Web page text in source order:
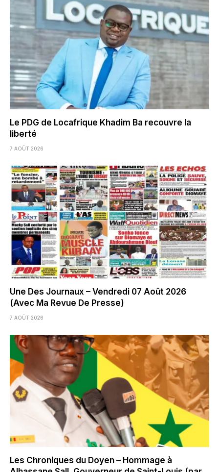
Le PDG de Locafrique Khadim Ba recouvre la
liberté
7 AOÛT 2026
Une Des Journaux – Vendredi 07 Août 2026
(Avec Ma Revue De Presse)
7 AOÛT 2026
Les Chroniques du Doyen – Hommage à